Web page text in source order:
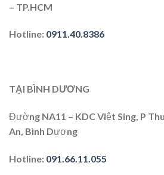
– TP.HCM
Hotline: 0911.40.8386
TẠI BÌNH DƯƠNG
Đường NA11 – KDC Việt Sing, P
An, Bình Dương
Hotline: 091.66.11.055